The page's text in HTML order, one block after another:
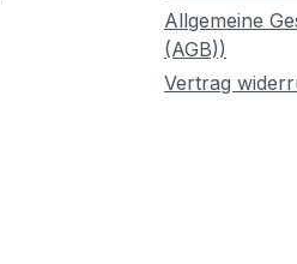
Allgemeine
(AGB))
Vertrag